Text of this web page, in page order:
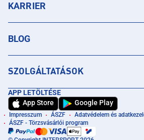
KARRIER
BLOG
SZOLGÁLTATÁSOK
APP LETÖLTÉSE
App Store
Google Play
Impresszum ÁSZF Adatvédelem és
ÁSZF - Törzsvásárlói program